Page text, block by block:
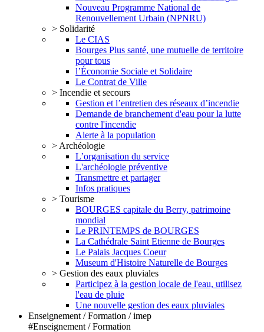
Nouveau Programme National de
Renouvellement Urbain (NPNRU)
> Solidarité
Le CIAS
Bourges Plus santé, une mutuelle de territoire
pour tous
l’Économie Sociale et Solidaire
Le Contrat de Ville
> Incendie et secours
Gestion et l’entretien des réseaux d’incendie
Demande de branchement d'eau pour la lutte
contre l'incendie
Alerte à la population
> Archéologie
L’organisation du service
L'archéologie préventive
Transmettre et partager
Infos pratiques
> Tourisme
BOURGES capitale du Berry, patrimoine
mondial
Le PRINTEMPS de BOURGES
La Cathédrale Saint Etienne de Bourges
Le Palais Jacques Coeur
Museum d'Histoire Naturelle de Bourges
> Gestion des eaux pluviales
Participez à la gestion locale de l'eau, utilisez
l'eau de pluie
Une nouvelle gestion des eaux pluviales
Enseignement / Formation / imep
#Enseignement / Formation